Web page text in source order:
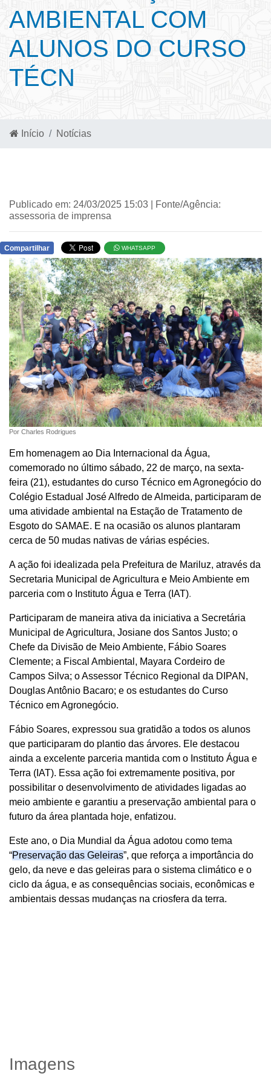
AMBIENTAL COM
ALUNOS DO CURSO
TÉCN
Início Notícias
Publicado em: 24/03/2025 15:03 | Fonte/Agência:
assessoria de imprensa
Compartilhar WHATSAPP
Por Charles Rodrigues
Em homenagem ao Dia Internacional da Água,
comemorado no último sábado, 22 de março, na sexta-
feira (21), estudantes do curso Técnico em Agronegócio do
Colégio Estadual José Alfredo de Almeida, participaram de
uma atividade ambiental na Estação de Tratamento de
Esgoto do SAMAE. E na ocasião os alunos plantaram
cerca de 50 mudas nativas de várias espécies.
A ação foi idealizada pela Prefeitura de Mariluz, através da
Secretaria Municipal de Agricultura e Meio Ambiente em
parceria com o Instituto Água e Terra (IAT).
Participaram de maneira ativa da iniciativa a Secretária
Municipal de Agricultura, Josiane dos Santos Justo; o
Chefe da Divisão de Meio Ambiente, Fábio Soares
Clemente; a Fiscal Ambiental, Mayara Cordeiro de
Campos Silva; o Assessor Técnico Regional da DIPAN,
Douglas Antônio Bacaro; e os estudantes do Curso
Técnico em Agronegócio.
Fábio Soares, expressou sua gratidão a todos os alunos
que participaram do plantio das árvores. Ele destacou
ainda a excelente parceria mantida com o Instituto Água e
Terra (IAT). Essa ação foi extremamente positiva, por
possibilitar o desenvolvimento de atividades ligadas ao
meio ambiente e garantiu a preservação ambiental para o
futuro da área plantada hoje, enfatizou.
Este ano, o Dia Mundial da Água adotou como tema
“Preservação das Geleiras”, que reforça a importância do
gelo, da neve e das geleiras para o sistema climático e o
ciclo da água, e as consequências sociais, econômicas e
ambientais dessas mudanças na criosfera da terra.
Imagens